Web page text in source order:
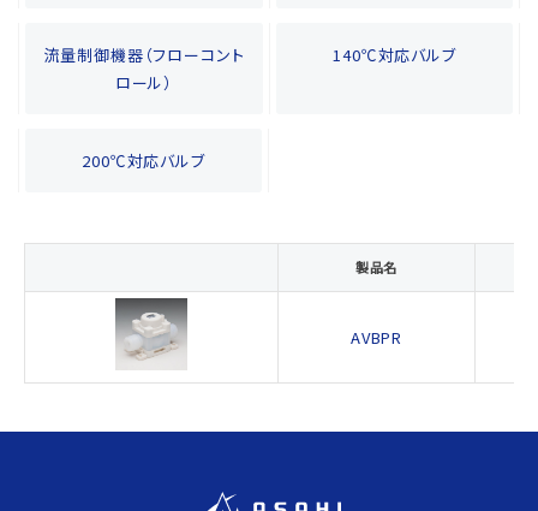
流量制御機器（フローコント
ロール）
140℃対応バルブ
200℃対応バルブ
製品名
AVBPR